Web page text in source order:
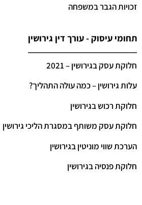
זכויות הגבר במשפחה
תחומי עיסוק - עורך דין גירושין
חלוקת עסק בגירושין – 2021
עלות גירושין – כמה עולה התהליך?
חלוקת רכוש בגירושין
חלוקת עסק משותף במסגרת הליכי גירושין
הערכת שווי מוניטין בגירושין
חלוקת פנסיה בגירושין